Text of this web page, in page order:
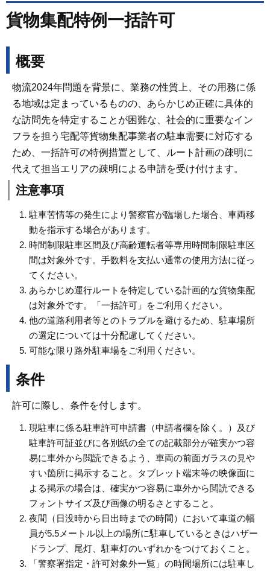
貨物集配特例一括許可
概要
物流2024年問題を背景に、業務の性質上、その用務に係
る地域は定まっているものの、あらかじめ正確に具体的
な訪問先を特定することが困難な、社会的に重要なイン
フラを担う宅配等貨物集配事業者の駐車需要に対応する
ため、一括許可の特例措置として、ルート計画の疎明に
代えて担当エリアの疎明による申請を受け付けます。
注意事項
駐車苦情等の発生により警察官が臨場した場合、車両移
動を指示する場合があります。
時間制限駐車区間及び高齢運転者等専用時間制限駐車区
間は対象外です。手数料を支払い通常の使用方法に従っ
てください。
あらかじめ運行ルートを特定している計画的な貨物集配
は対象外です。「一括許可」をご利用ください。
他の道路利用者等とのトラブルを避けるため、駐車場所
の選定については十分配慮してください。
可能な限り路外駐車場をご利用ください。
条件
許可に際し、条件を付します。
現駐車に係る駐車許可申請書（申請者欄を除く。）及び
駐車許可証並びに各別紙の全ての記載部分が確実かつ容
易に車外から閲読できるよう、車両の前面ガラスの見や
すい箇所に掲示すること。タブレット端末等の映像面に
よる掲示の場合は、確実かつ容易に車外から閲読できる
フォントサイズ及び画像の明るさとすること。
夜間（日没時から日出時までの時間）において車道の幅
員が5.5メートル以上の場所に駐車しているときはハザー
ドランプ、尾灯、駐車灯のいずれかをつけておくこと。
「警察署指定・許可対象外一覧」の時間場所には駐車し